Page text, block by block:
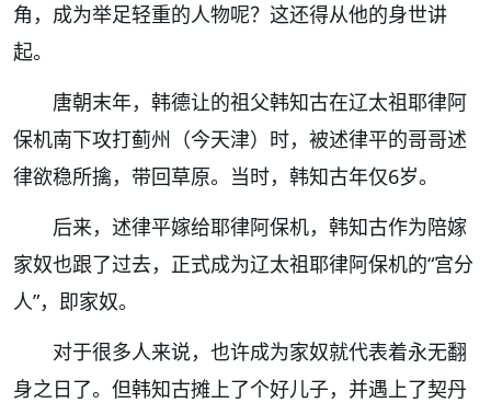
角，成为举足轻重的人物呢？这还得从他的身世讲
起。
唐朝末年，韩德让的祖父韩知古在辽太祖耶律阿
保机南下攻打蓟州（今天津）时，被述律平的哥哥述
律欲稳所擒，带回草原。当时，韩知古年仅6岁。
后来，述律平嫁给耶律阿保机，韩知古作为陪嫁
家奴也跟了过去，正式成为辽太祖耶律阿保机的“宫分
人”，即家奴。
对于很多人来说，也许成为家奴就代表着永无翻
身之日了。但韩知古摊上了个好儿子，并遇上了契丹